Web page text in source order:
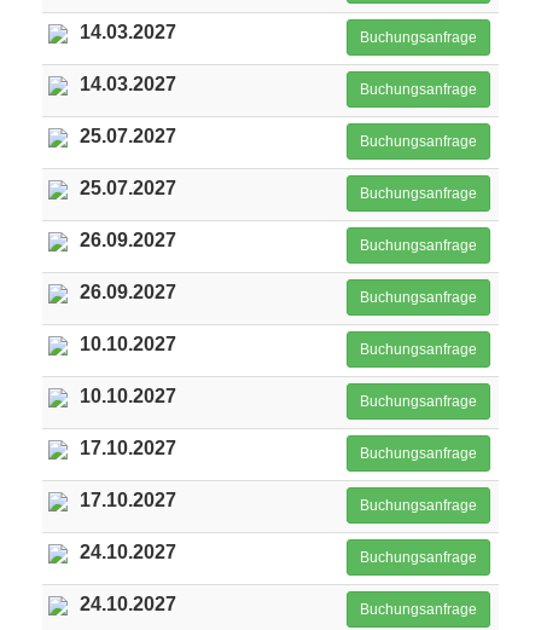
14.03.2027 Buchungsanfrage
14.03.2027 Buchungsanfrage
25.07.2027 Buchungsanfrage
25.07.2027 Buchungsanfrage
26.09.2027 Buchungsanfrage
26.09.2027 Buchungsanfrage
10.10.2027 Buchungsanfrage
10.10.2027 Buchungsanfrage
17.10.2027 Buchungsanfrage
17.10.2027 Buchungsanfrage
24.10.2027 Buchungsanfrage
24.10.2027 Buchungsanfrage